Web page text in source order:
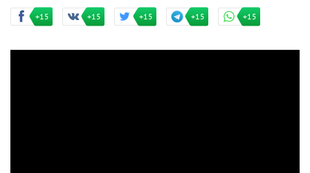
+15 +15 +15 +15 +15